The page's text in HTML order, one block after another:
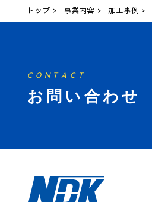
トップ 事業内容 加工事例
CONTACT
お問い合わせ